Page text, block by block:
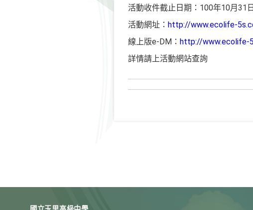
活動收件截止日期：100年10月31日
活動網址： http://www.ecolife-
線上版e-DM： http://www.ecolife-
詳情請上活動網站查詢